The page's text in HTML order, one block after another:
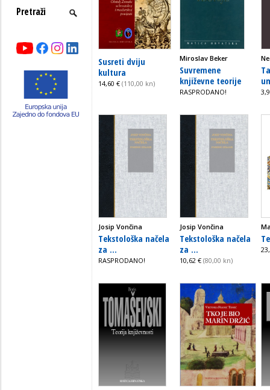
Susreti dviju
kultura
14,60 € (110,00 kn)
Miroslav Beker
Suvremene
književne teorije
RASPRODANO!
Josip Vončina
Tekstološka načela
za ...
RASPRODANO!
Josip Vončina
Tekstološka načela
za ...
10,62 € (80,00 kn)